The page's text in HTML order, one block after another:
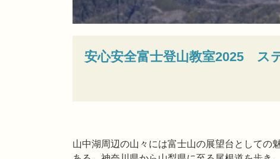
安心安全富士登山教室2025 ス
山中湖周辺の山々には富士山の展望台としての